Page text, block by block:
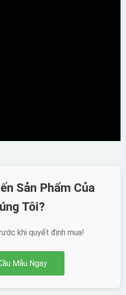
Sản Phẩm Của
Tôi?
khi quyết định mua!
Mẫu Ngay